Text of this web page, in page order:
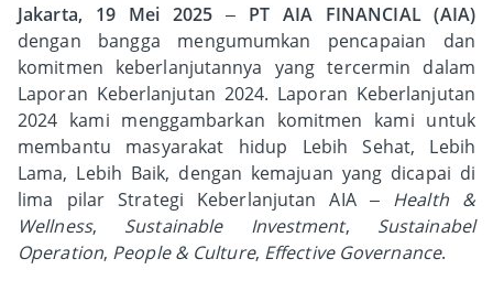
Jakarta, 19 Mei 2025 – PT AIA FINANCIAL (AIA)
dengan bangga mengumumkan pencapaian dan
komitmen keberlanjutannya yang tercermin dalam
Laporan Keberlanjutan 2024. Laporan Keberlanjutan
2024 kami menggambarkan komitmen kami untuk
membantu masyarakat hidup Lebih Sehat, Lebih
Lama, Lebih Baik, dengan kemajuan yang dicapai di
lima pilar Strategi Keberlanjutan AIA – Health &
Wellness, Sustainable Investment, Sustainabel
Operation, People & Culture, Effective Governance.